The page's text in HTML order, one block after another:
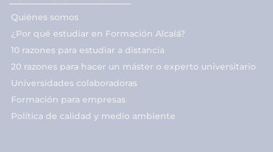
Quiénes somos
¿Por qué estudiar en Formación Alcalá?
10 razones para estudiar a distancia
20 razones para hacer un máster o experto universitario
Universidades colaboradoras
Formación para empresas
Política de calidad y medio ambiente